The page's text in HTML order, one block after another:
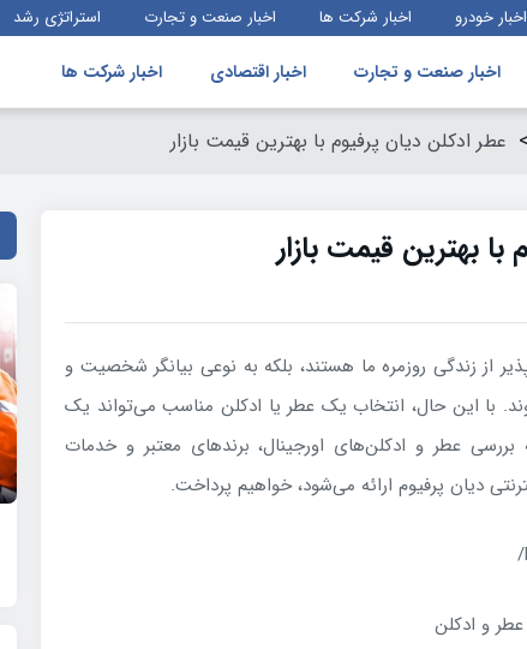
اخبار خودرو اخبار شرکت ها اخبار صنعت و تجارت استراتژی رشد
اخبار صنعت و تجارت اخبار اقتصادی اخبار شرکت ها
> عطر ادکلن دیان پرفیوم با بهترین قیمت بازار
بهترین قیمت بازار
از زندگی روزمره ما هستند، بلکه به نوعی بیانگر شخصیت و
با این حال، انتخاب یک عطر یا ادکلن مناسب می‌تواند یک
عطر و ادکلن‌های اورجینال، برندهای معتبر و خدمات
دیان پرفیوم ارائه می‌شود، خواهیم پرداخت.
و ادکلن